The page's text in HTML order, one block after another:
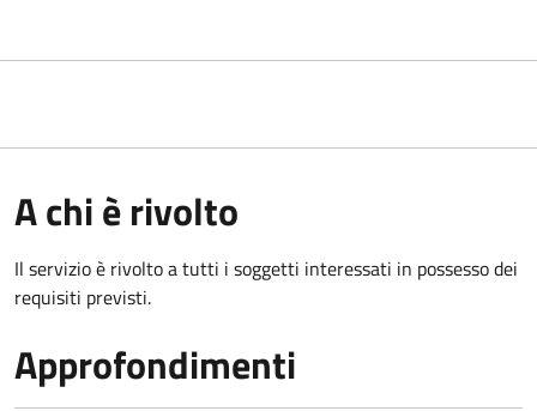
A chi è rivolto
Il servizio è rivolto a tutti i soggetti interessati in possesso dei
requisiti previsti.
Approfondimenti